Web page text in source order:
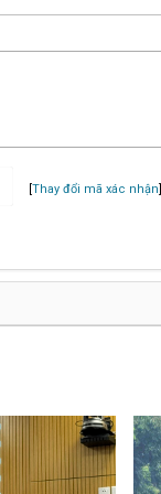
[Thay đổi mã xác nhận]